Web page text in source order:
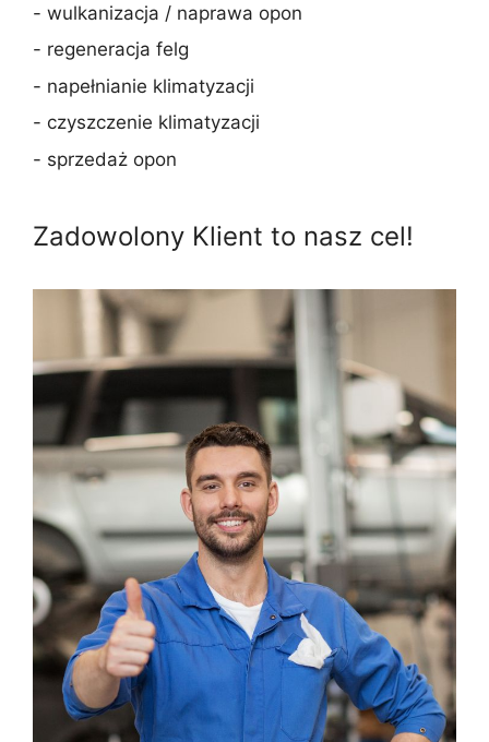
- wulkanizacja / naprawa opon
- regeneracja felg
- napełnianie klimatyzacji
- czyszczenie klimatyzacji
- sprzedaż opon
Zadowolony Klient to nasz cel!